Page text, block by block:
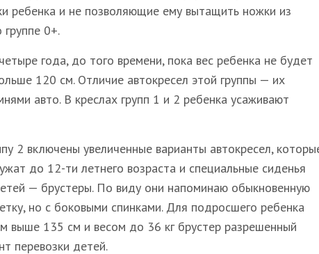
ребенка и не позволяющие ему вытащить ножки из
группе 0+.
года, до того времени, пока вес ребенка не будет
120 см. Отличие автокресел этой группы — их
авто. В креслах групп 1 и 2 ребенка усаживают
2 включены увеличенные варианты автокресел,
до 12-ти летнего возраста и специальные сиденья
— брустеры. По виду они напоминаю обыкновенную
но с боковыми спинками. Для подросшего ребенка
выше 135 см и весом до 36 кг брустер разрешенный
перевозки детей.